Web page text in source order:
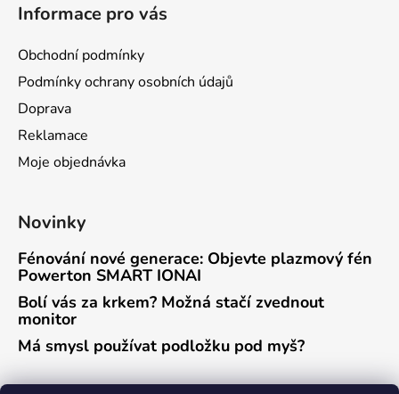
Informace pro vás
Obchodní podmínky
Podmínky ochrany osobních údajů
Doprava
Reklamace
Moje objednávka
Novinky
Fénování nové generace: Objevte plazmový fén
Powerton SMART IONAI
Bolí vás za krkem? Možná stačí zvednout
monitor
Má smysl používat podložku pod myš?